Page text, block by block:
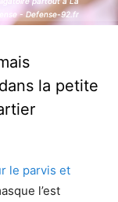
- Defense-92.fr
- Defense-92.fr
la petite
le parvis et
l’est